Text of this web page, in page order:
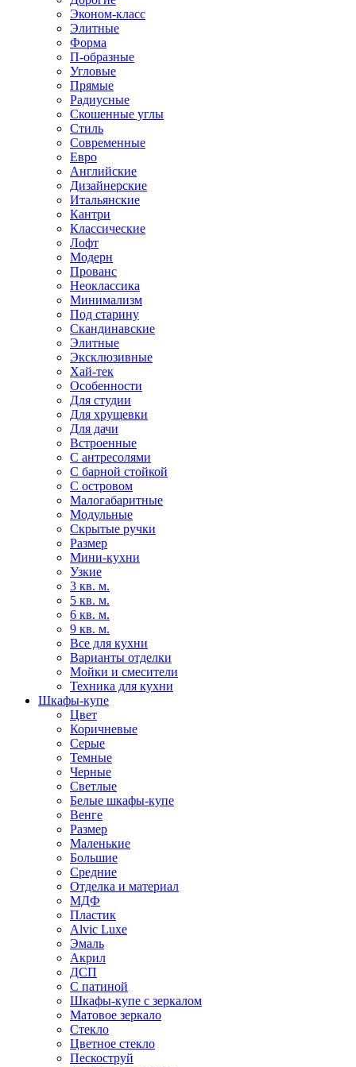
Эконом-класс
Элитные
Форма
П-образные
Угловые
Прямые
Радиусные
Скошенные углы
Стиль
Современные
Евро
Английские
Дизайнерские
Итальянские
Кантри
Классические
Лофт
Модерн
Прованс
Неоклассика
Минимализм
Под старину
Скандинавские
Элитные
Эксклюзивные
Хай-тек
Особенности
Для студии
Для хрущевки
Для дачи
Встроенные
С антресолями
С барной стойкой
С островом
Малогабаритные
Модульные
Скрытые ручки
Размер
Мини-кухни
Узкие
3 кв. м.
5 кв. м.
6 кв. м.
9 кв. м.
Все для кухни
Варианты отделки
Мойки и смесители
Техника для кухни
Шкафы-купе
Цвет
Коричневые
Серые
Темные
Черные
Светлые
Белые шкафы-купе
Венге
Размер
Маленькие
Большие
Средние
Отделка и материал
МДФ
Пластик
Alvic Luxe
Эмаль
Акрил
ДСП
С патиной
Шкафы-купе с зеркалом
Матовое зеркало
Стекло
Цветное стекло
Пескоструй